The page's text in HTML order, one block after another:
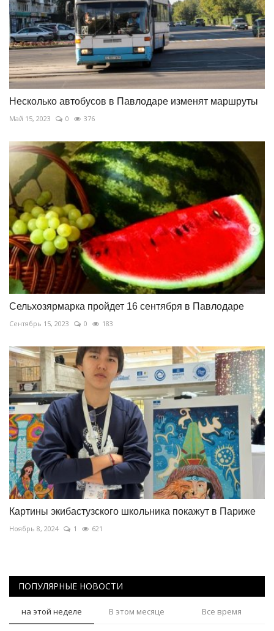
Несколько автобусов в Павлодаре изменят маршруты
Май 15, 2023 0 376
Сельхозярмарка пройдет 16 сентября в Павлодаре
Сентябрь 15, 2023 0 183
Картины экибастузского школьника покажут в Париже
Ноябрь 8, 2024 1 621
ПОПУЛЯРНЫЕ НОВОСТИ
на этой неделе В этом месяце Все время